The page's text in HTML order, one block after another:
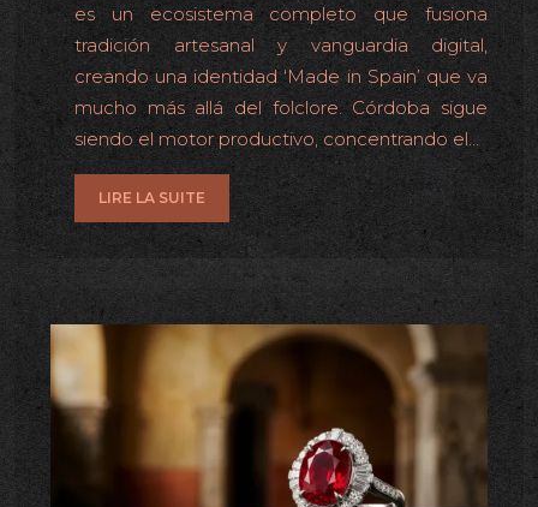
es un ecosistema completo que fusiona
tradición artesanal y vanguardia digital,
creando una identidad ‘Made in Spain’ que va
mucho más allá del folclore. Córdoba sigue
siendo el motor productivo, concentrando el…
LIRE LA SUITE